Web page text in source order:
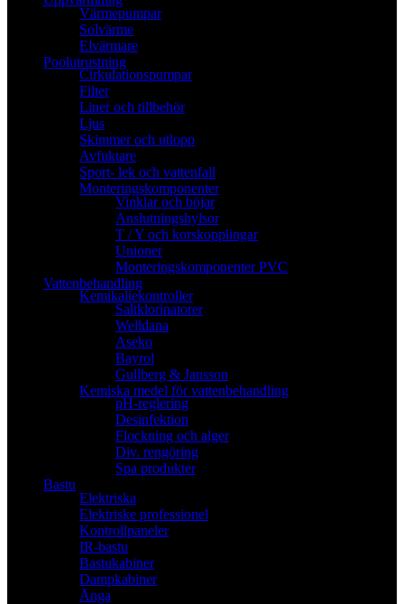
Värmepumpar
Solvärme
Elvärmare
Poolutrustning
Cirkulationspumpar
Filter
Liner och tillbehör
Ljus
Skimmer och utlopp
Avfuktare
Sport- lek och vattenfall
Monteringskomponenter
Vinklar och böjar
Anslutningshylsor
T / Y och korskopplingar
Unioner
Monteringskomponenter PVC
Vattenbehandling
Kemikaliekontroller
Saltklorinatorer
Welldana
Aseko
Bayrol
Gullberg & Jansson
Kemiska medel för vattenbehandling
pH-reglering
Desinfektion
Flockning och alger
Div. rengöring
Spa produkter
Bastu
Elektriska
Elektriske professionel
Kontrollpaneler
IR-bastu
Bastukabiner
Dampkabiner
Ånga